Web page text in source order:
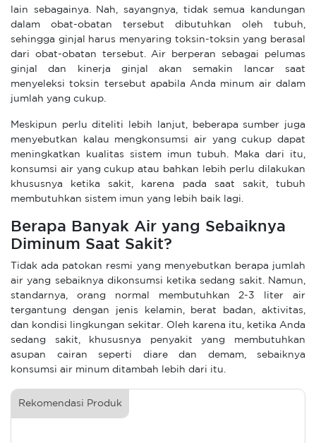
lain sebagainya. Nah, sayangnya, tidak semua kandungan
dalam obat-obatan tersebut dibutuhkan oleh tubuh,
sehingga ginjal harus menyaring toksin-toksin yang berasal
dari obat-obatan tersebut. Air berperan sebagai pelumas
ginjal dan kinerja ginjal akan semakin lancar saat
menyeleksi toksin tersebut apabila Anda minum air dalam
jumlah yang cukup.
Meskipun perlu diteliti lebih lanjut, beberapa sumber juga
menyebutkan kalau mengkonsumsi air yang cukup dapat
meningkatkan kualitas sistem imun tubuh. Maka dari itu,
konsumsi air yang cukup atau bahkan lebih perlu dilakukan
khususnya ketika sakit, karena pada saat sakit, tubuh
membutuhkan sistem imun yang lebih baik lagi.
Berapa Banyak Air yang Sebaiknya
Diminum Saat Sakit?
Tidak ada patokan resmi yang menyebutkan berapa jumlah
air yang sebaiknya dikonsumsi ketika sedang sakit. Namun,
standarnya, orang normal membutuhkan 2-3 liter air
tergantung dengan jenis kelamin, berat badan, aktivitas,
dan kondisi lingkungan sekitar. Oleh karena itu, ketika Anda
sedang sakit, khususnya penyakit yang membutuhkan
asupan cairan seperti diare dan demam, sebaiknya
konsumsi air minum ditambah lebih dari itu.
Rekomendasi Produk